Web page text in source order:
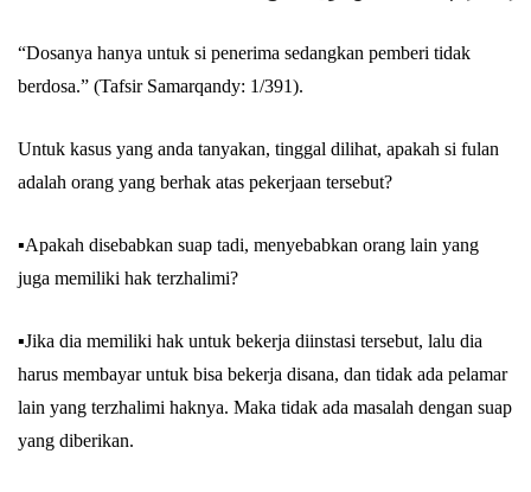
“Dosanya hanya untuk si penerima sedangkan pemberi tidak
berdosa.” (Tafsir Samarqandy: 1/391).
Untuk kasus yang anda tanyakan, tinggal dilihat, apakah si fulan
adalah orang yang berhak atas pekerjaan tersebut?
▪️Apakah disebabkan suap tadi, menyebabkan orang lain yang
juga memiliki hak terzhalimi?
▪️Jika dia memiliki hak untuk bekerja diinstasi tersebut, lalu dia
harus membayar untuk bisa bekerja disana, dan tidak ada pelamar
lain yang terzhalimi haknya. Maka tidak ada masalah dengan suap
yang diberikan.